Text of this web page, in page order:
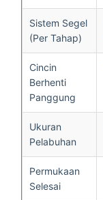
Sistem Segel
(Per Tahap)
Cincin
Berhenti
Panggung
Ukuran
Pelabuhan
Permukaan
Selesai